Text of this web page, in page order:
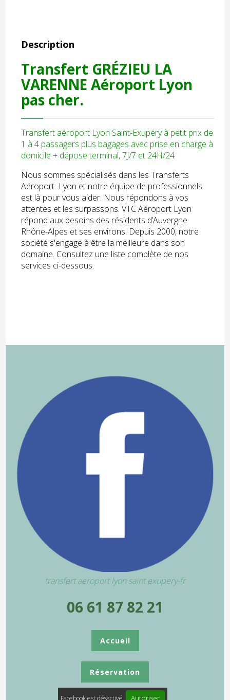
Description
Transfert GRÉZIEU LA
VARENNE Aéroport Lyon
pas cher.
Transfert aéroport Lyon Saint-Exupéry à petit prix de
1 à 4 passagers plus bagages avec prise en charge à
domicile + dépose terminal, 7J/7 et 24H/24
Nous sommes spécialisés dans les Transferts
Aéroport Lyon et notre équipe de professionnels
est là pour vous aider. Nous répondons à vos
attentes et les surpassons. VTC Aéroport Lyon
répond aux besoins des résidents d’Auvergne
Rhône-Alpes et ses environs. Depuis 2000, notre
société s'engage à être la meilleure dans son
domaine. Consultez une liste complète de nos
services ci-dessous.
transfert aeroport lyon saint exupery-fr
06 61 87 82 21
Accueil
Réservation
Facebook est désactivé. Autoriser